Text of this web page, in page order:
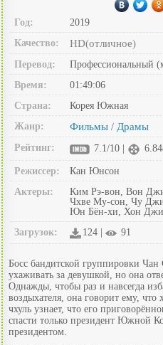
Год:
2019
Качество:
HD(отличное)
Перевод:
Профессиональный
Время:
01:49:06
Страна:
Корея Южная
Жанр:
Фильмы / Драмы
Рейтинг: 7.1/10 |
Режиссер:
Кан Юнсон
Актеры:
Ким Рэ-вон, Вон
Чхве Му-сон, Чу
Юн Бён-хи, Хон
Загрузок:
124 | 91
Босс бандитской группировки Чан
ухаживать за девушкой, но она
Однажды, чтобы раз и навсегда
воздыхателя, она говорит ему,
чхуль узнает, что его
спасти только президент Южной
президентом.